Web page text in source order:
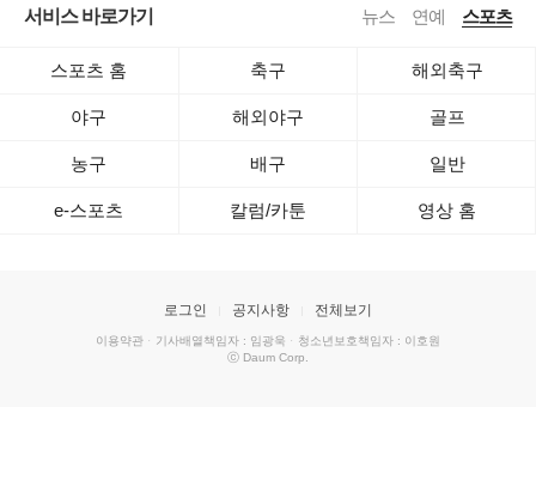
서비스 바로가기 뉴스 연예 스포츠
스포츠 홈 축구 해외축구
야구 해외야구 골프
농구 배구 일반
e-스포츠 칼럼/카툰 영상 홈
로그인 공지사항 전체보기
이용약관 · 기사배열책임자 : 임광욱 · 청소년보호책임자 : 이호원
ⓒ Daum Corp.